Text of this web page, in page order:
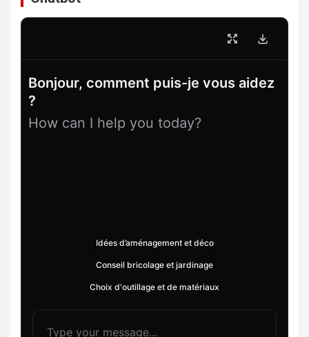
Bonjour, comment puis-je vous aidez
?
How can I help you today?
Idées d’aménagement et déco
Conseil bricolage et jardinage
Choix d'outillage et de matériaux